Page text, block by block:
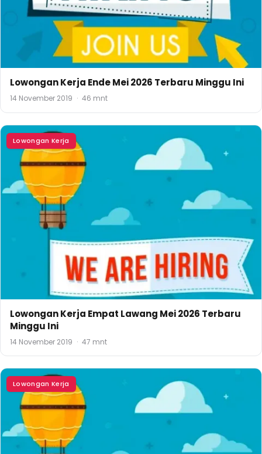
Lowongan Kerja Ende Mei 2026 Terbaru Minggu Ini
14 November 2019 · 46 mnt
Lowongan Kerja
Lowongan Kerja Empat Lawang Mei 2026 Terbaru
Minggu Ini
14 November 2019 · 47 mnt
Lowongan Kerja